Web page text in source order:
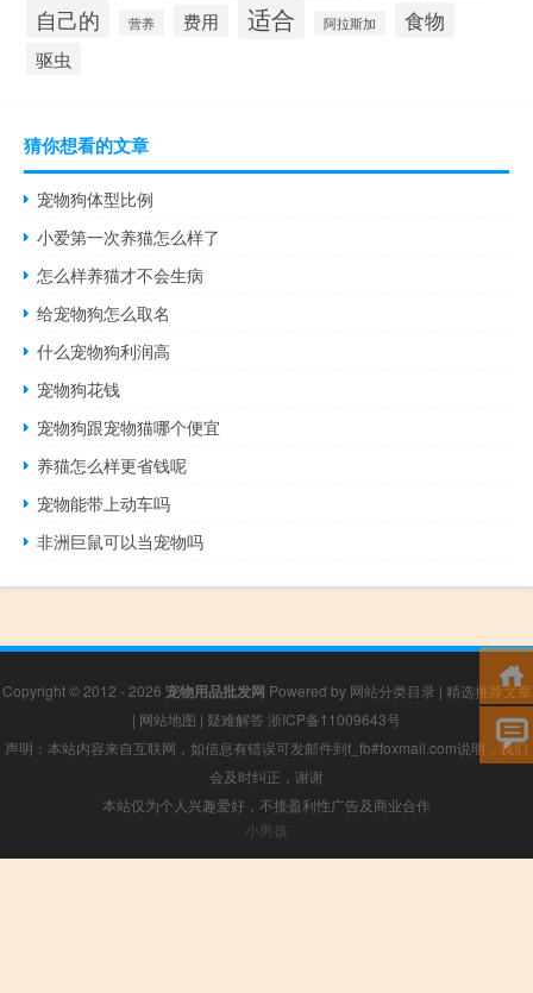
自己的 营养 费用 适合 阿拉斯加 食物
驱虫
猜你想看的文章
宠物狗体型比例
小爱第一次养猫怎么样了
怎么样养猫才不会生病
给宠物狗怎么取名
什么宠物狗利润高
宠物狗花钱
宠物狗跟宠物猫哪个便宜
养猫怎么样更省钱呢
宠物能带上动车吗
非洲巨鼠可以当宠物吗
Copyright © 2012 - 2026 宠物用品批发网 Powered by 网站分类目录 | 精选推荐文章
| 网站地图 | 疑难解答 浙ICP备11009643号
声明：本站内容来自互联网，如信息有错误可发邮件到f_fb#foxmail.com说明，我们
会及时纠正，谢谢
本站仅为个人兴趣爱好，不接盈利性广告及商业合作
小男孩